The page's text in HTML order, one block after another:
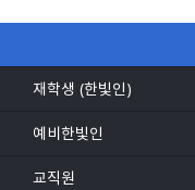
재학생 (한빛인)
예비한빛인
교직원